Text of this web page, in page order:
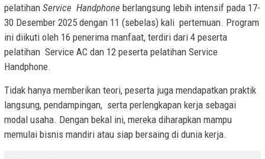
pelatihan Service Handphone berlangsung lebih intensif pada 17-
30 Desember 2025 dengan 11 (sebelas) kali pertemuan. Program
ini diikuti oleh 16 penerima manfaat, terdiri dari 4 peserta
pelatihan Service AC dan 12 peserta pelatihan Service
Handphone.
Tidak hanya memberikan teori, peserta juga mendapatkan praktik
langsung, pendampingan, serta perlengkapan kerja sebagai
modal usaha. Dengan bekal ini, mereka diharapkan mampu
memulai bisnis mandiri atau siap bersaing di dunia kerja.